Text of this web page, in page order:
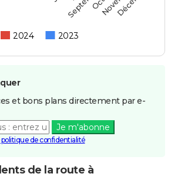
2024 2023
et bons plans directement par e-
Je m'abonne
de confidentialité
de la route à